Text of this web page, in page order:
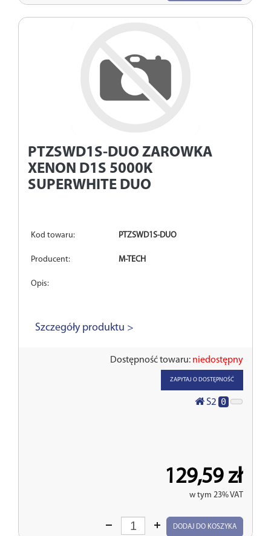
PTZSWD1S-DUO ZAROWKA
XENON D1S 5000K
SUPERWHITE DUO
Kod towaru: PTZSWD1S-DUO
Producent: M-TECH
Opis:
Szczegóły produktu >
Dostępność towaru: niedostępny
ZAPYTAJ O DOSTĘPNOŚĆ
S2 0
129,59 zł
w tym 23% VAT
Wprowadź
DODAJ DO KOSZYKA